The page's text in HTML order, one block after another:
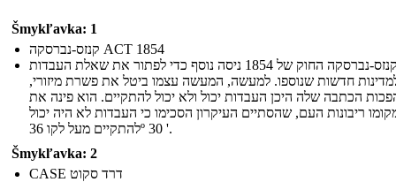
Šmykľavka: 1
קנזס-נברסקה ACT 1854
קנזס-נברסקה החוק של 1854 ניסה נוסף כדי לפתור את שאלת העבדות
חדשות שנוספו. למעשה, המעשה עצמו ביטל את פשרת מיזורי,
הכתבה שלה היכן העבדות יכול ולא יכול להתקיים. הוא פינה את
ריבונות העם, שהסתיים העיקרון הסכימו כי העבדות לא היה יכול
להתקיים מעל לקו 36º 30 '.
Šmykľavka: 2
CASE דרד סקוט